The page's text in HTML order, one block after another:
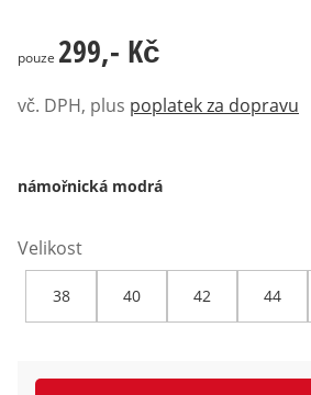
299,- Kč
pouze 299,- Kč
vč. DPH, plus poplatek za dopravu
námořnická modrá
Velikost
38 40 42 44